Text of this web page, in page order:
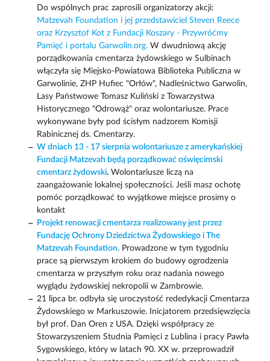
Do wspólnych prac zaprosili organizatorzy akcji:
Matzevah Foundation i jej przedstawiciel Steven Reece
oraz Krzysztof Kot z Fundacji Koszary - Przywróćmy
Pamięć i portalu Garwolin.org.W dwudniową akcję
porządkowania cmentarza żydowskiego w Sulbinach
włączyła się Miejsko-Powiatowa Biblioteka Publiczna w
Garwolinie, ZHP Hufiec "Orłów", Nadleśnictwo Garwolin,
Lasy Państwowe Tomasz Kuliński z Towarzystwa
Historycznego "Odrowąż" oraz wolontariusze. Prace
wykonywane były pod ścisłym nadzorem Komisji
Rabinicznej ds. Cmentarzy.
W dniach 13 - 17 sierpnia wolontariusze z amerykańskiej
Fundacji Matzevah będą porządkować oświęcimski
cmentarz żydowski.Wolontariusze liczą na
zaangażowanie lokalnej społeczności. Jeśli masz ochotę
pomóc porządkować to wyjątkowe miejsce prosimy o
kontakt
Projekt renowacji cmentarza realizowany jest przez
Fundację Ochrony Dziedzictwa Żydowskiego i The
Matzevah Foundation.Prowadzone w tym tygodniu
prace są pierwszym krokiem do budowy ogrodzenia
cmentarza w przyszłym roku oraz nadania nowego
wyglądu żydowskiej nekropolii w Zambrowie.
21 lipca br. odbyła się uroczystość rededykacji Cmentarza
Żydowskiego w Markuszowie. Inicjatorem przedsięwzięcia
był prof. Dan Oren z USA. Dzięki współpracy ze
Stowarzyszeniem Studnia Pamięci z Lublina i pracy Pawła
Sygowskiego, który w latach 90. XX w. przeprowadził